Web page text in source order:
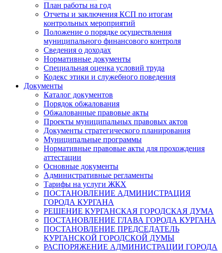
План работы на год
Отчеты и заключения КСП по итогам
контрольных мероприятий
Положение о порядке осуществления
муниципального финансового контроля
Сведения о доходах
Нормативные документы
Специальная оценка условий труда
Кодекс этики и служебного поведения
Документы
Каталог документов
Порядок обжалования
Обжалованные правовые акты
Проекты муниципальных правовых актов
Документы стратегического планирования
Муниципальные программы
Нормативные правовые акты для прохождения
аттестации
Основные документы
Административные регламенты
Тарифы на услуги ЖКХ
ПОСТАНОВЛЕНИЕ АДМИНИСТРАЦИЯ
ГОРОДА КУРГАНА
РЕШЕНИЕ КУРГАНСКАЯ ГОРОДСКАЯ ДУМА
ПОСТАНОВЛЕНИЕ ГЛАВА ГОРОДА КУРГАНА
ПОСТАНОВЛЕНИЕ ПРЕДСЕДАТЕЛЬ
КУРГАНСКОЙ ГОРОДСКОЙ ДУМЫ
РАСПОРЯЖЕНИЕ АДМИНИСТРАЦИИ ГОРОДА